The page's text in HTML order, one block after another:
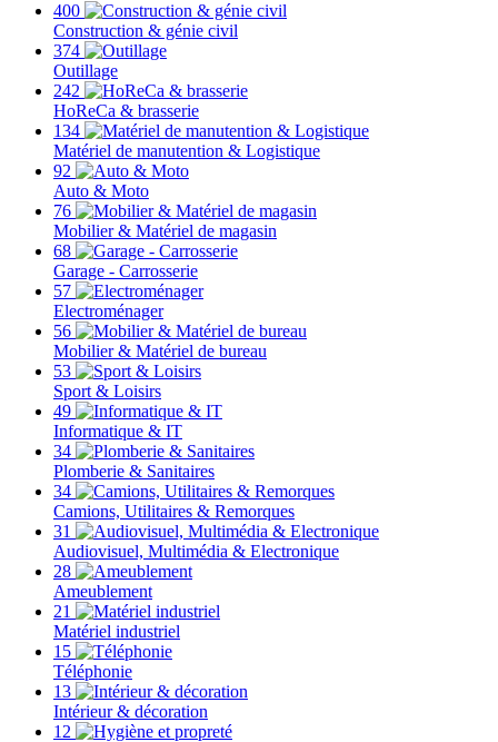
400
Construction & génie civil
374
Outillage
242
HoReCa & brasserie
134
Matériel de manutention & Logistique
92
Auto & Moto
76
Mobilier & Matériel de magasin
68
Garage - Carrosserie
57
Electroménager
56
Mobilier & Matériel de bureau
53
Sport & Loisirs
49
Informatique & IT
34
Plomberie & Sanitaires
34
Camions, Utilitaires & Remorques
31
Audiovisuel, Multimédia & Electronique
28
Ameublement
21
Matériel industriel
15
Téléphonie
13
Intérieur & décoration
12